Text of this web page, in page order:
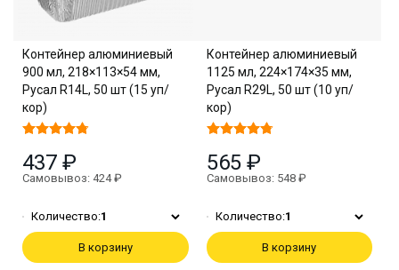
Контейнер алюминиевый
900 мл, 218×113×54 мм,
Русал R14L, 50 шт (15 уп/
кор)
437 ₽
Самовывоз: 424 ₽
Количество:1
В корзину
Контейнер алюминиевый
1125 мл, 224×174×35 мм,
Русал R29L, 50 шт (10 уп/
кор)
565 ₽
Самовывоз: 548 ₽
Количество:1
В корзину